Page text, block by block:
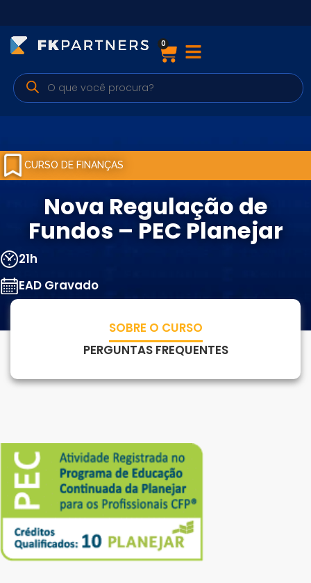
Cursos
Preparatórios Nacionais
Finanças & Edu. Continuada
Navegação
Sobre nós
MINHA CONTA
0
CURSO DE FINANÇAS
Nova Regulação de
Fundos – PEC Planejar
21h
EAD Gravado
SOBRE O CURSO
PERGUNTAS FREQUENTES